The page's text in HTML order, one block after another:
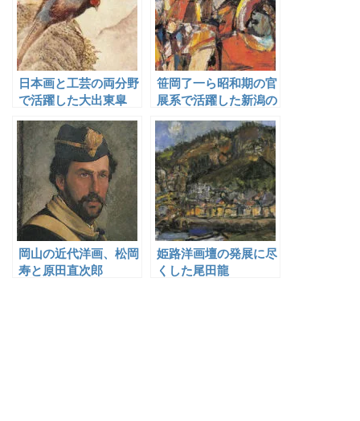
日本画と工芸の両分野
で活躍した大出東皐
笹岡了一ら昭和期の官
展系で活躍した新潟の
岡山の近代洋画、松岡
寿と原田直次郎
姫路洋画壇の発展に尽
くした尾田龍